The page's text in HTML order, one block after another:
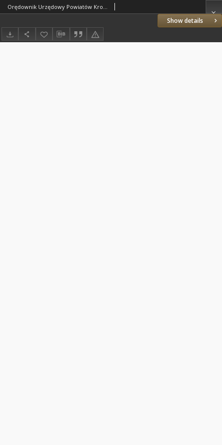
Show details
Orędownik Urzędowy Powiatów Krotoszyńskiego i Pleszewskiego 1926.01.23 R.53 Nr7